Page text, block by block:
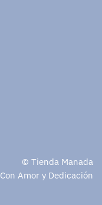
© Tienda Manada
Con Amor y Dedicación